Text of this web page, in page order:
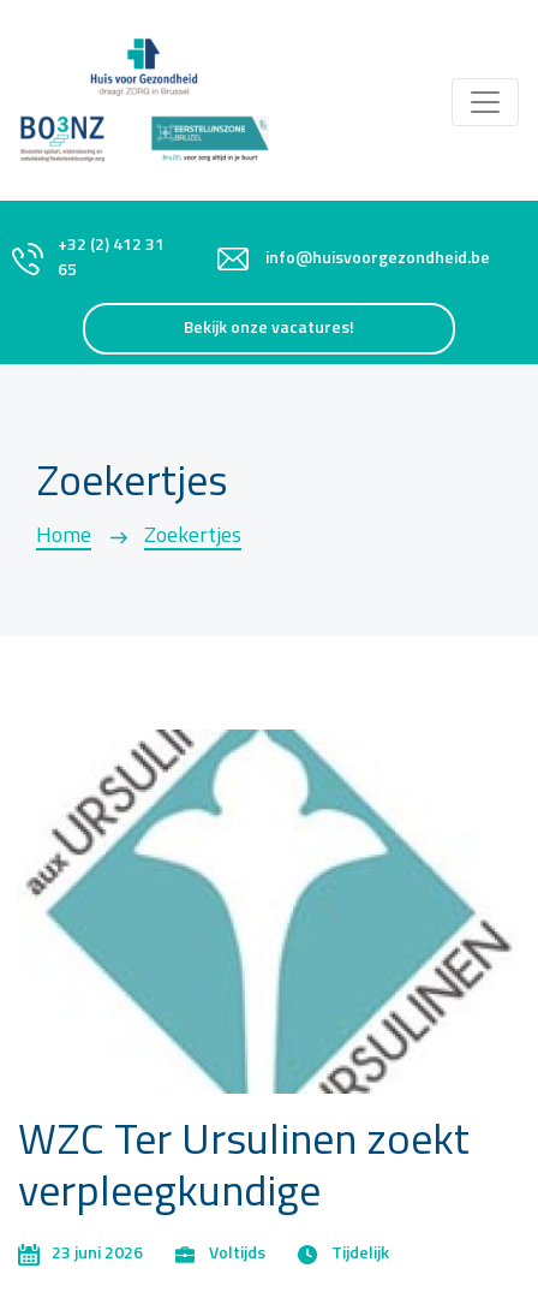
+32 (2) 412 31
65
info@huisvoorgezondheid.be
Bekijk onze vacatures!
Zoekertjes
Home Zoekertjes
WZC Ter Ursulinen zoekt
verpleegkundige
23 juni 2026 Voltijds Tijdelijk